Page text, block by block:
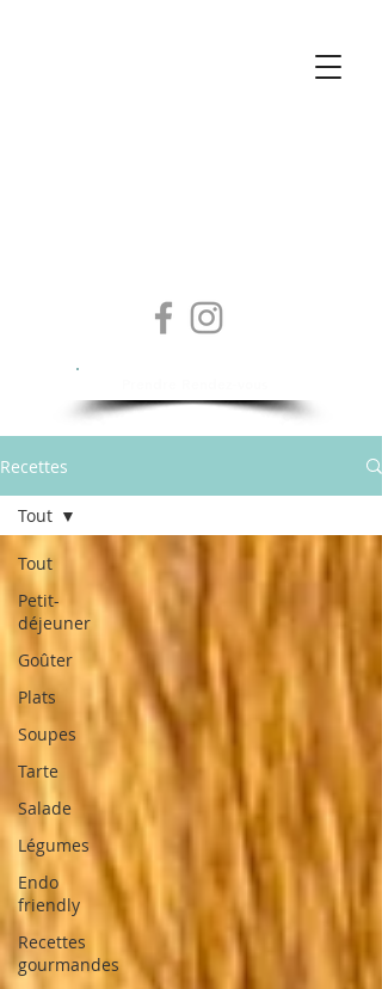
Recettes
Tout
Petit-
déjeuner
Goûter
Plats
Soupes
Tarte
Salade
Légumes
Endo
friendly
Recettes
gourmandes
Tout